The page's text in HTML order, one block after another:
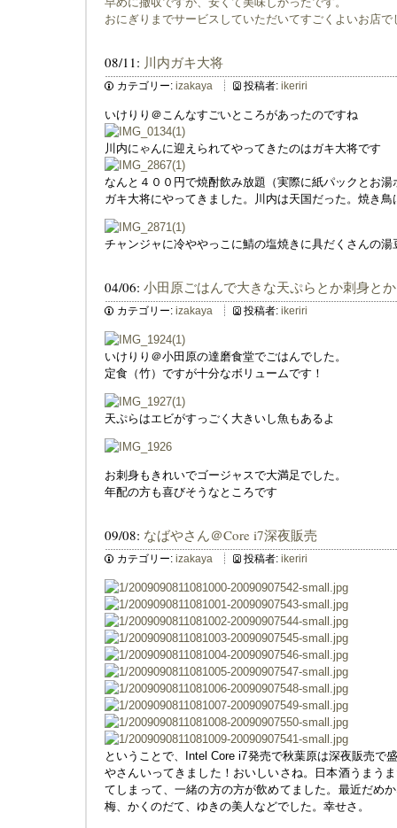
おにぎりまでサービスしていただいてすごくよいお店で
08/11: 川内ガキ大将
カテゴリー: izakaya 投稿者: ikeriri
いけりり＠こんなすごいところがあったのですね
川内にゃんに迎えられてやってきたのはガキ大将です
なんと４００円で焼酎飲み放題（実際に紙パックとお湯
ガキ大将にやってきました。川内は天国だった。焼き
チャンジャに冷ややっこに鯖の塩焼きに具だくさんの
04/06: 小田原ごはんで大きな天ぷらとか刺身とか
カテゴリー: izakaya 投稿者: ikeriri
いけりり＠小田原の達磨食堂でごはんでした。
定食（竹）ですが十分なボリュームです！
天ぷらはエビがすっごく大きいし魚もあるよ
お刺身もきれいでゴージャスで大満足でした。
年配の方も喜びそうなところです
09/08: なばやさん＠Core i7深夜販売
カテゴリー: izakaya 投稿者: ikeriri
ということで、Intel Core i7発売で秋葉原は深夜販売で
やさんいってきました！おいしいさね。日本酒うまう
てしまって、一緒の方の方が飲めてました。最近だめ
梅、かくのだて、ゆきの美人などでした。幸せさ。